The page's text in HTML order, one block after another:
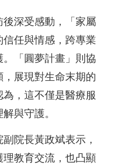
深受感動，「家屬
任與情感，跨專業
「圓夢計畫」則協
展現對生命末期的
，這不僅是醫療服
與守護。
院長黃政斌表示，
教育交流，也凸顯